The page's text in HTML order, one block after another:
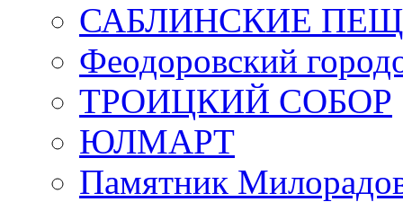
САБЛИНСКИЕ
Феодоровский
ТРОИЦКИЙ СОБОР
ЮЛМАРТ
Памятник